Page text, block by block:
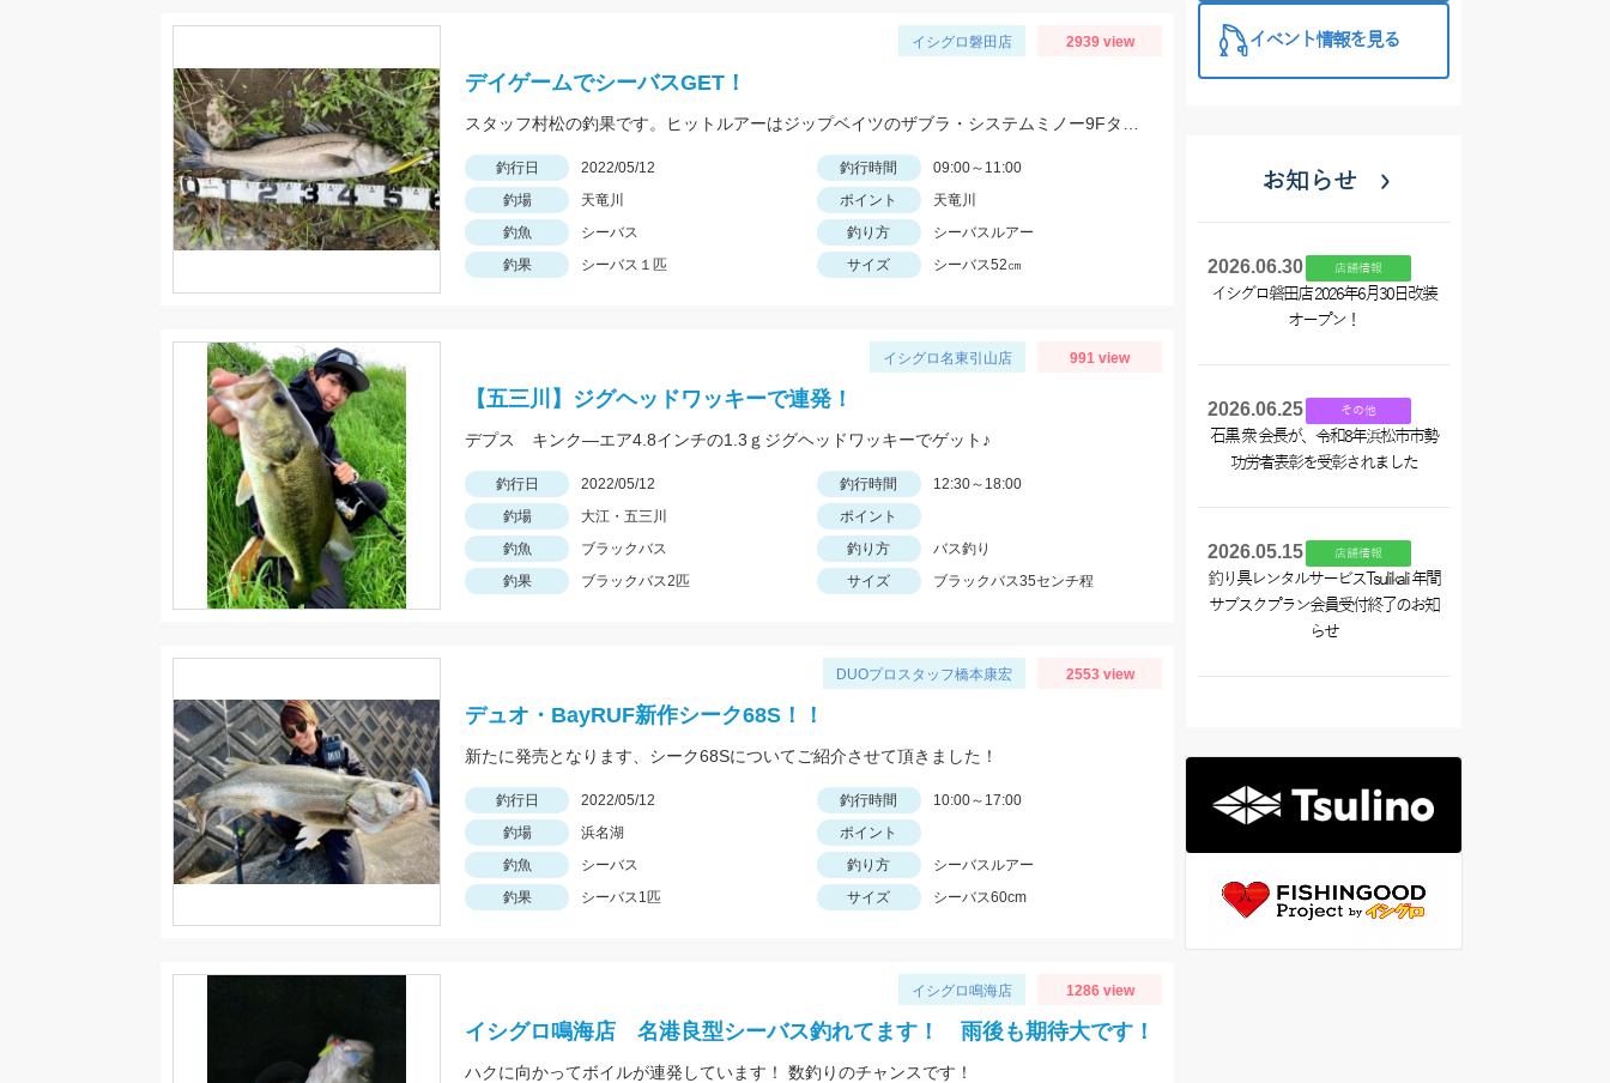
イシグロ磐田店 2939 view
デイゲームでシーバスGET！
釣行日 2022/05/12 釣行時間
09:00～11:00
釣場
天竜川 ポイント
天竜川
釣魚
シーバス 釣り方
シーバスルアー
釣果
シーバス１匹 サイズ シーバス52㎝
イシグロ名東引山店 991 view
【五三川】ジグヘッドワッキーで連発！
デプス キンク―エア4.8インチの1.3ｇジグヘッドワッキーでゲット♪
釣行日 2022/05/12 釣行時間
12:30～18:00
釣場
大江・五三川
ポイント
釣魚
ブラックバス 釣り方
バス釣り
釣果
ブラックバス2匹 サイズ ブラックバス35センチ程
DUOプロスタッフ橋本康宏 2553 view
デュオ・BayRUF新作シーク68S！！
新たに発売となります、シーク68Sについてご紹介させて頂きました！
釣行日 2022/05/12 釣行時間
10:00～17:00
釣場
浜名湖
ポイント
釣魚
シーバス 釣り方
シーバスルアー
釣果
シーバス1匹 サイズ シーバス60cm
イシグロ鳴海店 1286 view
イシグロ鳴海店 名港良型シーバス釣れてます！ 雨後も期待大です！
ハクに向かってボイルが連発しています！ 数釣りのチャンスです！
イベント情報を見る
お知らせ
2026.06.30 店舗情報
イシグロ磐田店 2026年6月30日改装
オープン！
2026.06.25 その他
石黒 衆 会長が、令和8年浜松市市勢
功労者表彰を受彰されました
2026.05.15 店舗情報
釣り具レンタルサービスTsulikali 年間
サブスクプラン会員受付終了のお知
らせ